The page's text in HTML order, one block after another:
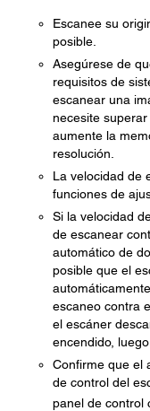
Escanee su
posible.
Asegúrese de
requisitos de
escanear una
necesite superar
aumente la
resolución.
La velocidad de
funciones de
Si la velocidad
de escanear
automático de
posible que el
escaneo contra
el escáner
encendido,
Confirme que el
de control del
panel de control